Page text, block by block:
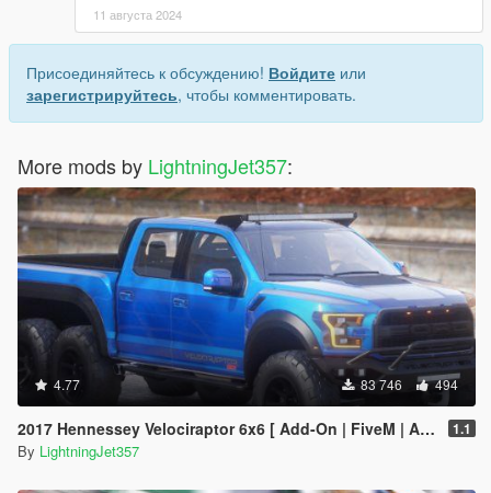
11 августа 2024
Присоединяйтесь к обсуждению! Войдите или
зарегистрируйтесь, чтобы комментировать.
More mods by LightningJet357:
4.77 83 746 494
2017 Hennessey Velociraptor 6x6 [ Add-On | FiveM | Animated ] 1.1
By LightningJet357